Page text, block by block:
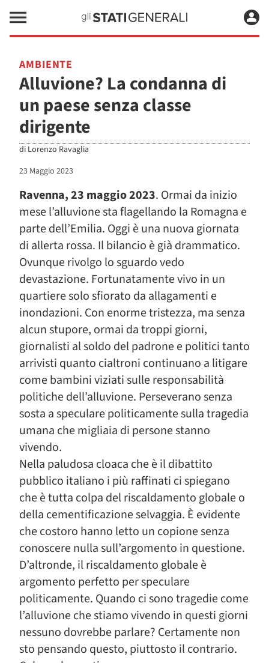
AMBIENTE
Alluvione? La condanna di
un paese senza classe
dirigente
di Lorenzo Ravaglia
23 Maggio 2023
Ravenna, 23 maggio 2023. Ormai da inizio
mese l’alluvione sta flagellando la Romagna e
parte dell’Emilia. Oggi è una nuova giornata
di allerta rossa. Il bilancio è già drammatico.
Ovunque rivolgo lo sguardo vedo
devastazione. Fortunatamente vivo in un
quartiere solo sfiorato da allagamenti e
inondazioni. Con enorme tristezza, ma senza
alcun stupore, ormai da troppi giorni,
giornalisti al soldo del padrone e politici tanto
arrivisti quanto cialtroni continuano a litigare
come bambini viziati sulle responsabilità
politiche dell’alluvione. Perseverano senza
sosta a speculare politicamente sulla tragedia
umana che migliaia di persone stanno
vivendo.
Nella paludosa cloaca che è il dibattito
pubblico italiano i più raffinati ci spiegano
che è tutta colpa del riscaldamento globale o
della cementificazione selvaggia. È evidente
che costoro hanno letto un copione senza
conoscere nulla sull’argomento in questione.
D’altronde, il riscaldamento globale è
argomento perfetto per speculare
politicamente. Quando ci sono tragedie come
l’alluvione che stiamo vivendo in questi giorni
nessuno dovrebbe parlare? Certamente non
sto pensando questo, piuttosto il contrario.